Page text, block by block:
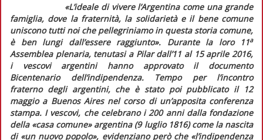
«L’ideale di vivere l’Argentina come una grande
famiglia, dove la fraternità, la solidarietà e il bene comune
uniscono tutti noi che pellegriniamo in questa storia comune,
è ben lungi dall’essere raggiunto». Durante la loro 11a
Assemblea plenaria, tenutasi a Pilar dall’11 al 15 aprile 2016,
i vescovi argentini hanno approvato il documento
Bicentenario dell’indipendenza. Tempo per l’incontro
fraterno degli argentini, che è stato poi pubblicato il 12
maggio a Buenos Aires nel corso di un’apposita conferenza
stampa. I vescovi, che celebrano i 200 anni dalla fondazione
della «casa comune» argentina (9 luglio 1816) come la nascita
di «un nuovo popolo», evidenziano però che «l’indipendenza